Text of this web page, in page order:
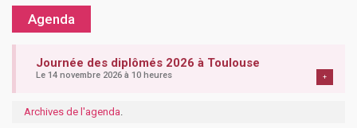
Agenda
Journée des diplômés 2026 à Toulouse
Le 14 novembre 2026 à 10 heures +
Archives de l'agenda.